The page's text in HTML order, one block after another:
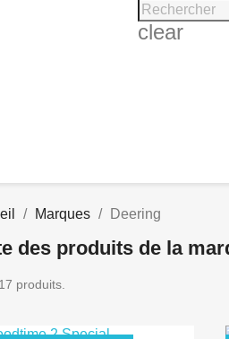
clear
Marques Deering
des produits de la
produits.